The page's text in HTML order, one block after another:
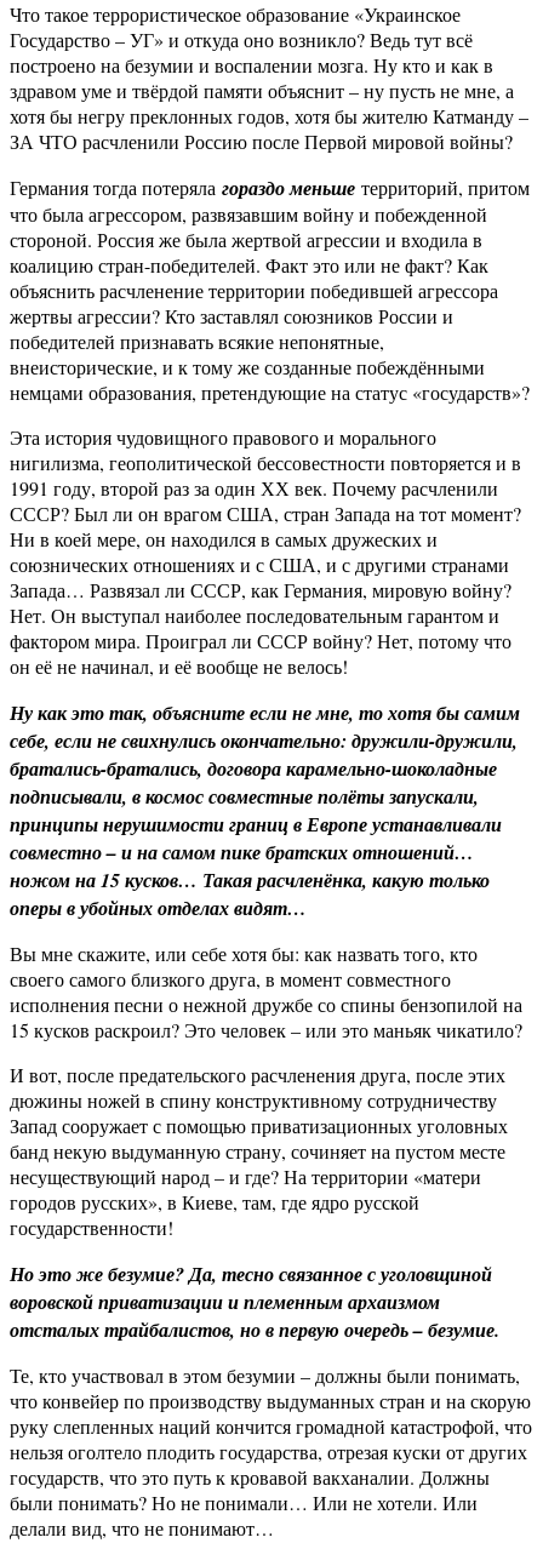
Что такое террористическое образование «Украинское
Государство – УГ» и откуда оно возникло? Ведь тут всё
построено на безумии и воспалении мозга. Ну кто и как в
здравом уме и твёрдой памяти объяснит – ну пусть не мне, а
хотя бы негру преклонных годов, хотя бы жителю Катманду –
ЗА ЧТО расчленили Россию после Первой мировой войны?
Германия тогда потеряла гораздо меньше территорий, притом
что была агрессором, развязавшим войну и побежденной
стороной. Россия же была жертвой агрессии и входила в
коалицию стран-победителей. Факт это или не факт? Как
объяснить расчленение территории победившей агрессора
жертвы агрессии? Кто заставлял союзников России и
победителей признавать всякие непонятные,
внеисторические, и к тому же созданные побеждёнными
немцами образования, претендующие на статус «государств»?
Эта история чудовищного правового и морального
нигилизма, геополитической бессовестности повторяется и в
1991 году, второй раз за один ХХ век. Почему расчленили
СССР? Был ли он врагом США, стран Запада на тот момент?
Ни в коей мере, он находился в самых дружеских и
союзнических отношениях и с США, и с другими странами
Запада… Развязал ли СССР, как Германия, мировую войну?
Нет. Он выступал наиболее последовательным гарантом и
фактором мира. Проиграл ли СССР войну? Нет, потому что
он её не начинал, и её вообще не велось!
Ну как это так, объясните если не мне, то хотя бы самим
себе, если не свихнулись окончательно: дружили-дружили,
братались-братались, договора карамельно-шоколадные
подписывали, в космос совместные полёты запускали,
принципы нерушимости границ в Европе устанавливали
совместно – и на самом пике братских отношений…
ножом на 15 кусков… Такая расчленёнка, какую только
оперы в убойных отделах видят…
Вы мне скажите, или себе хотя бы: как назвать того, кто
своего самого близкого друга, в момент совместного
исполнения песни о нежной дружбе со спины бензопилой на
15 кусков раскроил? Это человек – или это маньяк чикатило?
И вот, после предательского расчленения друга, после этих
дюжины ножей в спину конструктивному сотрудничеству
Запад сооружает с помощью приватизационных уголовных
банд некую выдуманную страну, сочиняет на пустом месте
несуществующий народ – и где? На территории «матери
городов русских», в Киеве, там, где ядро русской
государственности!
Но это же безумие? Да, тесно связанное с уголовщиной
воровской приватизации и племенным архаизмом
отсталых трайбалистов, но в первую очередь – безумие.
Те, кто участвовал в этом безумии – должны были понимать,
что конвейер по производству выдуманных стран и на скорую
руку слепленных наций кончится громадной катастрофой, что
нельзя оголтело плодить государства, отрезая куски от других
государств, что это путь к кровавой вакханалии. Должны
были понимать? Но не понимали… Или не хотели. Или
делали вид, что не понимают…